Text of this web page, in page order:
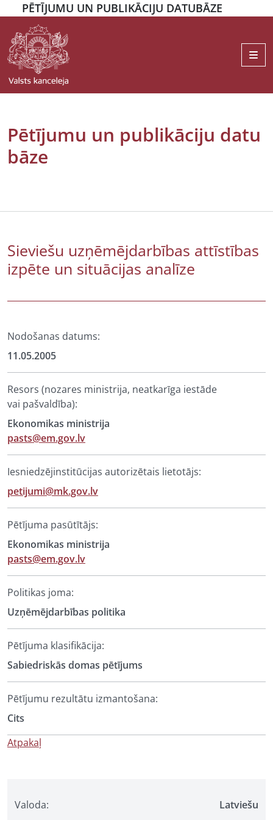
PĒTĪJUMU UN PUBLIKĀCIJU DATUBĀZE
Pētījumu un publikāciju datu
bāze
Valoda:
Latviešu
Sieviešu uzņēmējdarbības attīstības
izpēte un situācijas analīze
Nodošanas datums:
11.05.2005
Resors (nozares ministrija, neatkarīga iestāde
vai pašvaldība):
Ekonomikas ministrija
pasts@em.gov.lv
Iesniedzējinstitūcijas autorizētais lietotājs:
petijumi@mk.gov.lv
Pētījuma pasūtītājs:
Ekonomikas ministrija
pasts@em.gov.lv
Politikas joma:
Uzņēmējdarbības politika
Pētījuma klasifikācija:
Sabiedriskās domas pētījums
Pētījumu rezultātu izmantošana:
Cits
Atpakaļ